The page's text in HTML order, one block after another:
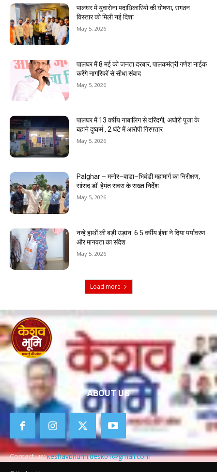
पालघर में युवासेना पदाधिकारियों की घोषणा, संगठन
विस्तार को मिली नई दिशा
May 5, 2026
पालघर में 8 मई को जनता दरबार, पालकमंत्री गणेश नाईक
करेंगे नागरिकों से सीधा संवाद
May 5, 2026
पालघर में 13 वर्षीय नाबालिग से दरिंदगी, अघोरी पूजा के
बहाने दुष्कर्म , 2 घंटे में आरोपी गिरफ्तार
May 5, 2026
Palghar – मनोर–वाडा–भिवंडी महामार्ग का निरीक्षण,
सांसद डॉ. हेमंत सवरा के सख्त निर्देश
May 5, 2026
नन्हे हाथों की बड़ी उड़ान: 6.5 वर्षीय ईशा ने दिया पर्यावरण
और मानवता का संदेश
May 5, 2026
Load more
ABOUT US
Contact us:keshavbhumi.desk01@gmail.com